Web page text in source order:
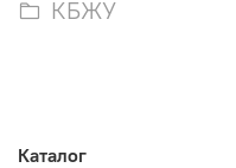
КБЖУ
Каталог